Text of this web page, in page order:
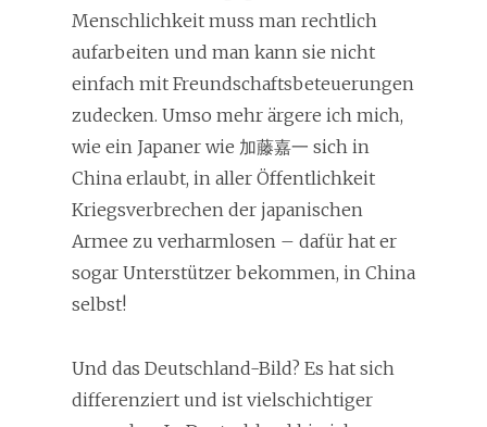
Menschlichkeit muss man rechtlich
aufarbeiten und man kann sie nicht
einfach mit Freundschaftsbeteuerungen
zudecken. Umso mehr ärgere ich mich,
wie ein Japaner wie 加藤嘉一 sich in
China erlaubt, in aller Öffentlichkeit
Kriegsverbrechen der japanischen
Armee zu verharmlosen – dafür hat er
sogar Unterstützer bekommen, in China
selbst!
Und das Deutschland-Bild? Es hat sich
differenziert und ist vielschichtiger